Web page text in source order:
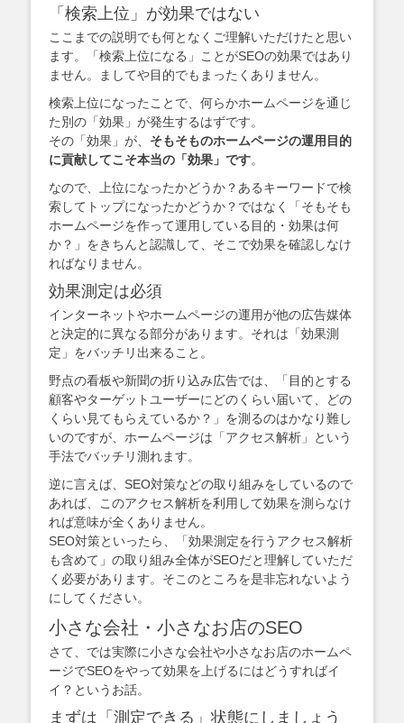
「検索上位」が効果ではない
ここまでの説明でも何となくご理解いただけたと思い
ます。「検索上位になる」ことがSEOの効果ではあり
ません。ましてや目的でもまったくありません。
検索上位になったことで、何らかホームページを通じ
た別の「効果」が発生するはずです。
その「効果」が、 そもそものホームページの運用目的
に貢献してこそ本当の「効果」です。
なので、上位になったかどうか？あるキーワードで検
索してトップになったかどうか？ではなく「そもそも
ホームページを作って運用している目的・効果は何
か？」をきちんと認識して、そこで効果を確認しなけ
ればなりません。
効果測定は必須
インターネットやホームページの運用が他の広告媒体
と決定的に異なる部分があります。それは「効果測
定」をバッチリ出来ること。
野点の看板や新聞の折り込み広告では、「目的とする
顧客やターゲットユーザーにどのくらい届いて、どの
くらい見てもらえているか？」を測るのはかなり難し
いのですが、ホームページは「アクセス解析」という
手法でバッチリ測れます。
逆に言えば、SEO対策などの取り組みをしているので
あれば、このアクセス解析を利用して効果を測らなけ
れば意味が全くありません。
SEO対策といったら、「効果測定を行うアクセス解析
も含めて」の取り組み全体がSEOだと理解していただ
く必要があります。そこのところを是非忘れないよう
にしてください。
小さな会社・小さなお店のSEO
さて、では実際に小さな会社や小さなお店のホームペ
ージでSEOをやって効果を上げるにはどうすればイ
イ？というお話。
まずは「測定できる」状態にしましょう